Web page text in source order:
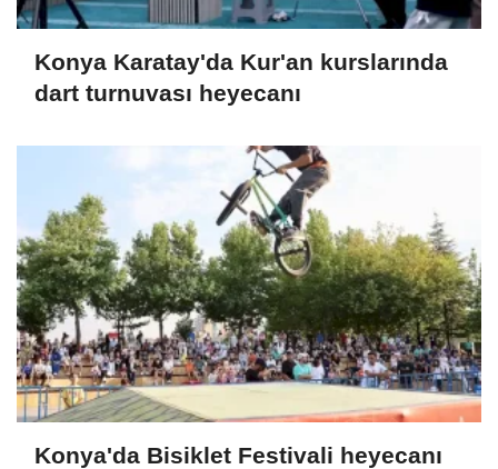
Konya Karatay'da Kur'an kurslarında
dart turnuvası heyecanı
Konya'da Bisiklet Festivali heyecanı